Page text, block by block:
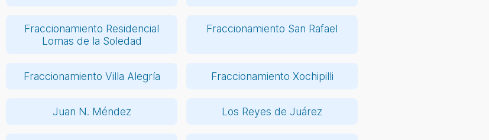
Fraccionamiento Residencial
Lomas de la Soledad
Fraccionamiento San Rafael
Fraccionamiento Villa Alegría Fraccionamiento Xochipilli
Juan N. Méndez Los Reyes de Juárez